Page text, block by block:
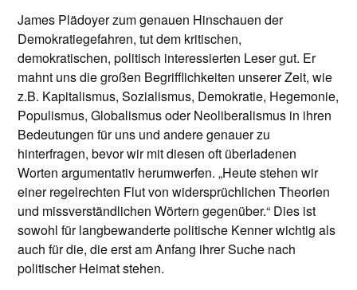
James Plädoyer zum genauen Hinschauen der
Demokratiegefahren, tut dem kritischen,
demokratischen, politisch interessierten Leser gut. Er
mahnt uns die großen Begrifflichkeiten unserer Zeit, wie
z.B. Kapitalismus, Sozialismus, Demokratie, Hegemonie,
Populismus, Globalismus oder Neoliberalismus in ihren
Bedeutungen für uns und andere genauer zu
hinterfragen, bevor wir mit diesen oft überladenen
Worten argumentativ herumwerfen. „Heute stehen wir
einer regelrechten Flut von widersprüchlichen Theorien
und missverständlichen Wörtern gegenüber.“ Dies ist
sowohl für langbewanderte politische Kenner wichtig als
auch für die, die erst am Anfang ihrer Suche nach
politischer Heimat stehen.